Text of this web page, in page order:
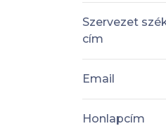
Szervezet
cím
Email
Honlapcím